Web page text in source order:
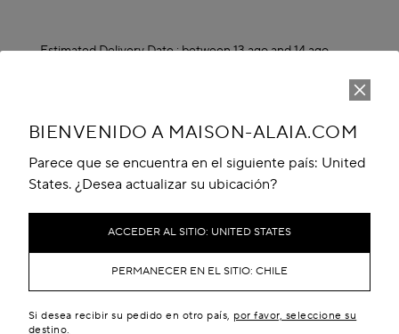
BIENVENIDO A MAISON-ALAIA.COM
Parece que se encuentra en el siguiente país: United
States. ¿Desea actualizar su ubicación?
ACCEDER AL SITIO: UNITED STATES
PERMANECER EN EL SITIO: CHILE
Si desea recibir su pedido en otro país, por favor, seleccione su
destino.
Estimated Delivery Date :between 13 ago and 14 ago
Reserve in boutique
Book An Appointment
Add to your wishlist